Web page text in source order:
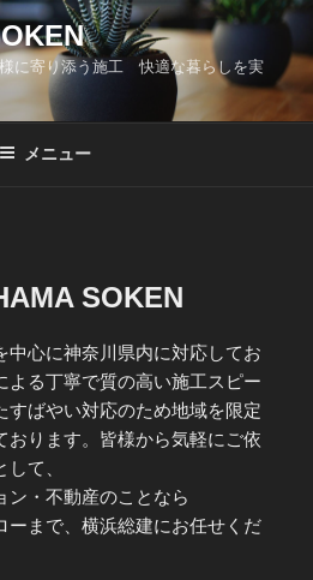
に寄り添う施工 快適な暮らしを実
メニュー
SOKEN
中心に神奈川県内に対応してお
よる丁寧で質の高い施工スピー
すばやい対応のため地域を限定
おります。皆様から気軽にご依
て、
ン・不動産のことなら
ーまで、横浜総建にお任せくだ